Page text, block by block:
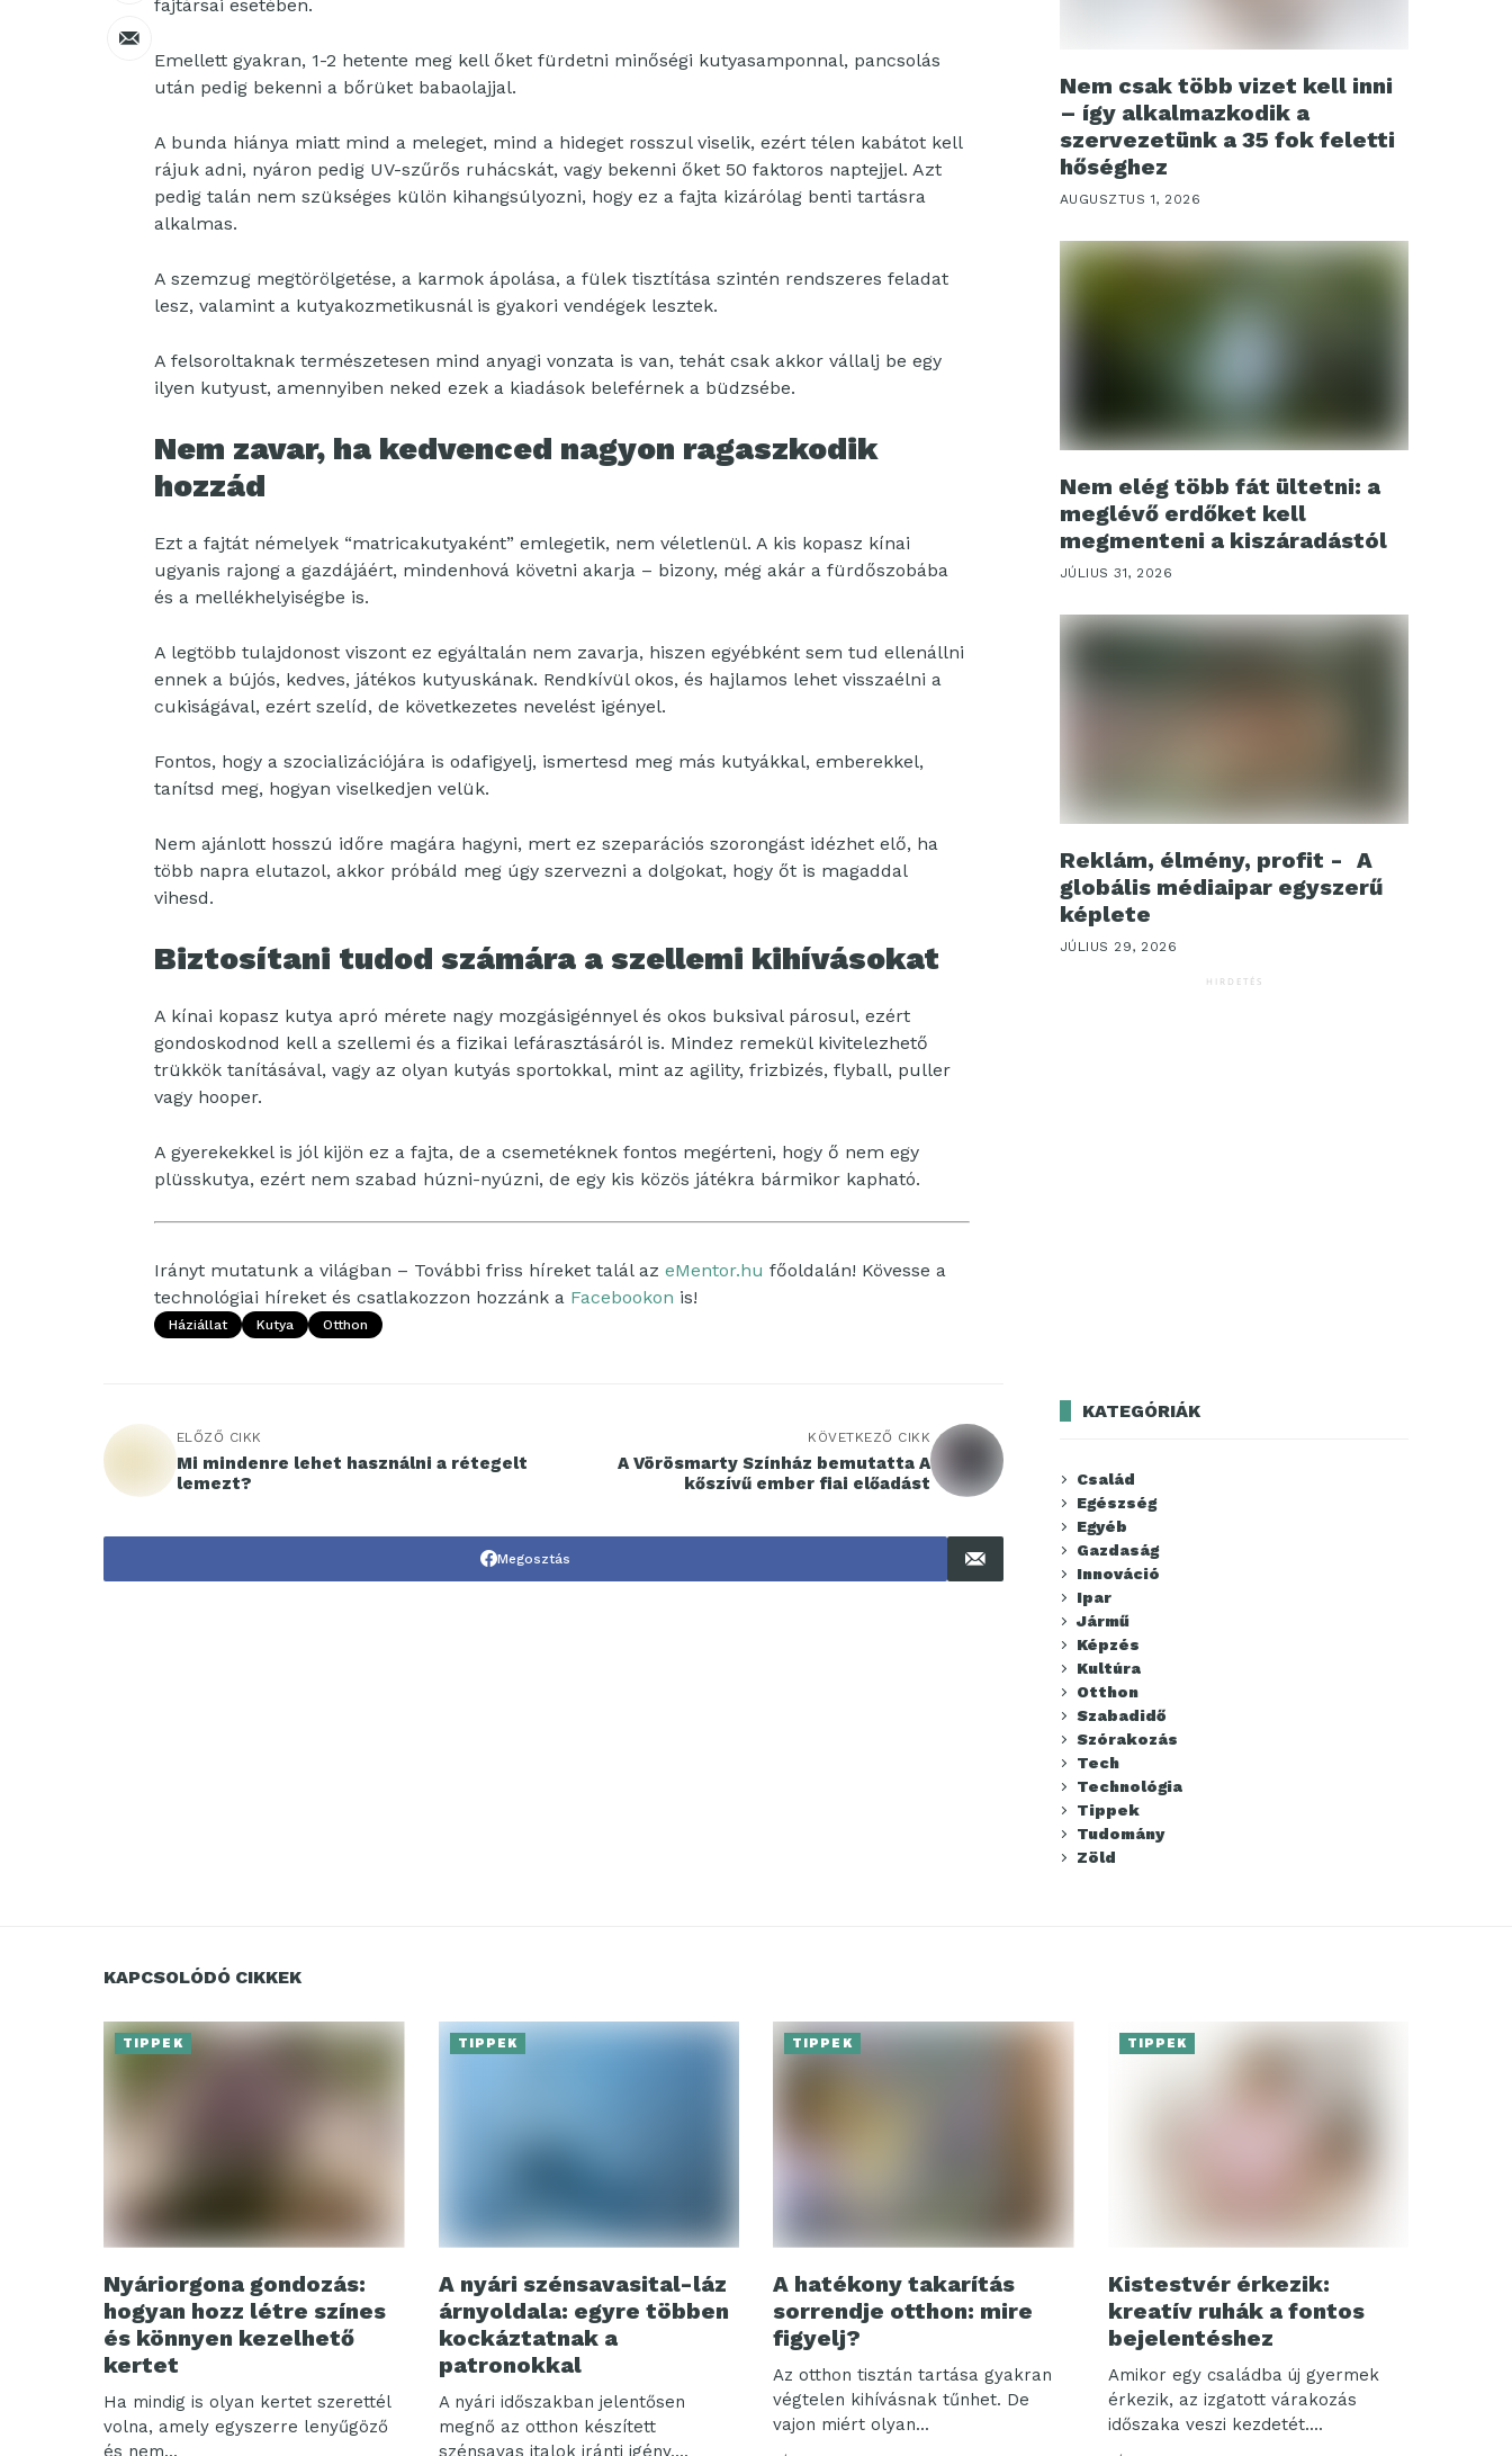
fajtársai esetében.
Emellett gyakran, 1-2 hetente meg kell őket fürdetni minőségi kutyasamponnal, pancsolás
után pedig bekenni a bőrüket babaolajjal.
A bunda hiánya miatt mind a meleget, mind a hideget rosszul viselik, ezért télen kabátot kell
rájuk adni, nyáron pedig UV-szűrős ruhácskát, vagy bekenni őket 50 faktoros naptejjel. Azt
pedig talán nem szükséges külön kihangsúlyozni, hogy ez a fajta kizárólag benti tartásra
alkalmas.
A szemzug megtörölgetése, a karmok ápolása, a fülek tisztítása szintén rendszeres feladat
lesz, valamint a kutyakozmetikusnál is gyakori vendégek lesztek.
A felsoroltaknak természetesen mind anyagi vonzata is van, tehát csak akkor vállalj be egy
ilyen kutyust, amennyiben neked ezek a kiadások beleférnek a büdzsébe.
Nem zavar, ha kedvenced nagyon ragaszkodik
hozzád
Ezt a fajtát némelyek “matricakutyaként” emlegetik, nem véletlenül. A kis kopasz kínai
ugyanis rajong a gazdájáért, mindenhová követni akarja – bizony, még akár a fürdőszobába
és a mellékhelyiségbe is.
A legtöbb tulajdonost viszont ez egyáltalán nem zavarja, hiszen egyébként sem tud ellenállni
ennek a bújós, kedves, játékos kutyuskának. Rendkívül okos, és hajlamos lehet visszaélni a
cukiságával, ezért szelíd, de következetes nevelést igényel.
Fontos, hogy a szocializációjára is odafigyelj, ismertesd meg más kutyákkal, emberekkel,
tanítsd meg, hogyan viselkedjen velük.
Nem ajánlott hosszú időre magára hagyni, mert ez szeparációs szorongást idézhet elő, ha
több napra elutazol, akkor próbáld meg úgy szervezni a dolgokat, hogy őt is magaddal
vihesd.
Biztosítani tudod számára a szellemi kihívásokat
A kínai kopasz kutya apró mérete nagy mozgásigénnyel és okos buksival párosul, ezért
gondoskodnod kell a szellemi és a fizikai lefárasztásáról is. Mindez remekül kivitelezhető
trükkök tanításával, vagy az olyan kutyás sportokkal, mint az agility, frizbizés, flyball, puller
vagy hooper.
A gyerekekkel is jól kijön ez a fajta, de a csemetéknek fontos megérteni, hogy ő nem egy
plüsskutya, ezért nem szabad húzni-nyúzni, de egy kis közös játékra bármikor kapható.
Irányt mutatunk a világban – További friss híreket talál az eMentor.hu főoldalán! Kövesse a
technológiai híreket és csatlakozzon hozzánk a Facebookon is!
Háziállat Kutya Otthon
ELŐZŐ CIKK
Mi mindenre lehet használni a rétegelt
lemezt?
KÖVETKEZŐ CIKK
A Vörösmarty Színház bemutatta A
kőszívű ember fiai előadást
Megosztás
Nem csak több vizet kell inni
– így alkalmazkodik a
szervezetünk a 35 fok feletti
hőséghez
AUGUSZTUS 1, 2026
Nem elég több fát ültetni: a
meglévő erdőket kell
megmenteni a kiszáradástól
JÚLIUS 31, 2026
Reklám, élmény, profit - A
globális médiaipar egyszerű
képlete
JÚLIUS 29, 2026
HIRDETÉS
KATEGÓRIÁK
Család
Egészség
Egyéb
Gazdaság
Innováció
Ipar
Jármű
Képzés
Kultúra
Otthon
Szabadidő
Szórakozás
Tech
Technológia
Tippek
Tudomány
Zöld
KAPCSOLÓDÓ CIKKEK
TIPPEK
Nyáriorgona gondozás:
hogyan hozz létre színes
és könnyen kezelhető
kertet
Ha mindig is olyan kertet szerettél
volna, amely egyszerre lenyűgöző
és nem...
TIPPEK
A nyári szénsavasital-láz
árnyoldala: egyre többen
kockáztatnak a
patronokkal
A nyári időszakban jelentősen
megnő az otthon készített
szénsavas italok iránti igény,...
TIPPEK
A hatékony takarítás
sorrendje otthon: mire
figyelj?
Az otthon tisztán tartása gyakran
végtelen kihívásnak tűnhet. De
vajon miért olyan...
TIPPEK
Kistestvér érkezik:
kreatív ruhák a fontos
bejelentéshez
Amikor egy családba új gyermek
érkezik, az izgatott várakozás
időszaka veszi kezdetét....